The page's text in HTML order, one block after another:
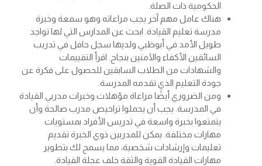
الحكومية ذات الصلة.
هناك عامل مهم آخر يجب مراعاته وهو سمعة وخبرة
مدرسة تعليم القيادة. ابحث عن المدارس التي لها تواجد
طويل الأمد في أبوظبي ولديها سجل حافل في تدريب
السائقين الأكفاء والآمنين بنجاح. اقرأ التقييمات
والشهادات من الطلاب السابقين للحصول على فكرة عن
جودة التعليم الذي تقدمه المدرسة.
ومن الضروري أيضًا مراعاة مؤهلات وخبرات مدربي القيادة
في المدرسة. يجب أن يحملوا تراخيص مدرب صالحة وأن
يتمتعوا بخبرة واسعة في تدريس الأفراد بمستويات
مهارات مختلفة. يمكن للمدربين ذوي الخبرة تقديم
تعليمات وإرشادات شخصية، مما يسمح لك بتطوير
مهارات القيادة القوية والثقة خلف عجلة القيادة.